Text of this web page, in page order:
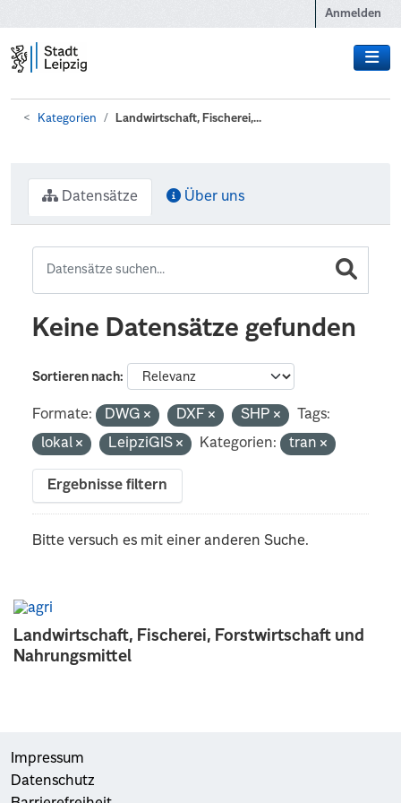
Anmelden
Kategorien Landwirtschaft, Fischerei,...
Landwirtschaft, Fischerei, Forstwirtschaft und
Nahrungsmittel
Datensätze Über uns
Keine Datensätze gefunden
Sortieren nach
Formate: DWG DXF SHP
Tags:
lokal
LeipziGIS Kategorien: tran
Ergebnisse filtern
Bitte versuch es mit einer anderen Suche.
Impressum
Datenschutz